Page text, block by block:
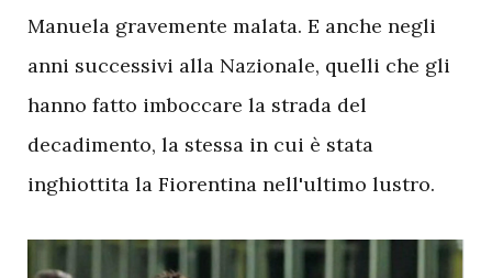
Manuela gravemente malata. E anche negli
anni successivi alla Nazionale, quelli che gli
hanno fatto imboccare la strada del
decadimento, la stessa in cui è stata
inghiottita la Fiorentina nell'ultimo lustro.